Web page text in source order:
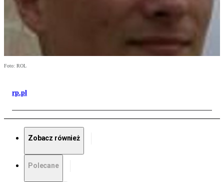
Foto: ROL
rp.pl
Zobacz również
Polecane